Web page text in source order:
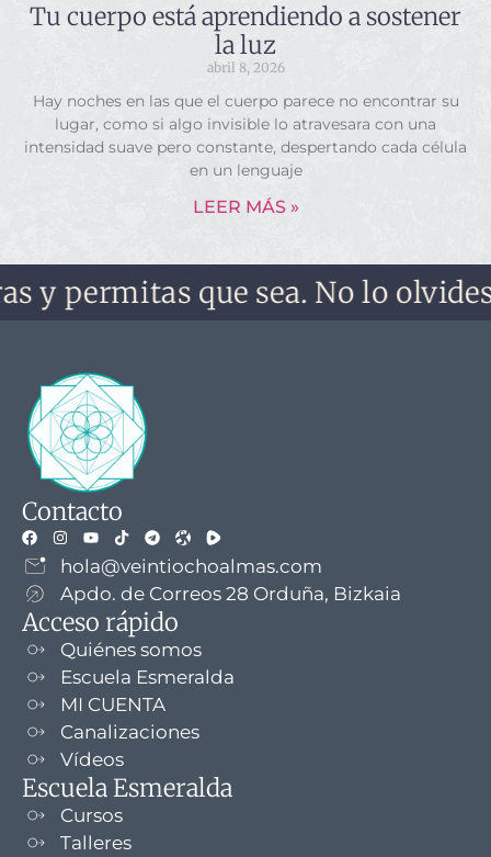
Tu cuerpo está aprendiendo a sostener
la luz
abril 8, 2026
Hay noches en las que el cuerpo parece no encontrar su
lugar, como si algo invisible lo atravesara con una
intensidad suave pero constante, despertando cada célula
en un lenguaje
LEER MÁS »
que sea. No lo olvides, no
Contacto
hola@veintiochoalmas.com
Apdo. de Correos 28 Orduña, Bizkaia
Acceso rápido
Quiénes somos
Escuela Esmeralda
MI CUENTA
Canalizaciones
Vídeos
Escuela Esmeralda
Cursos
Talleres